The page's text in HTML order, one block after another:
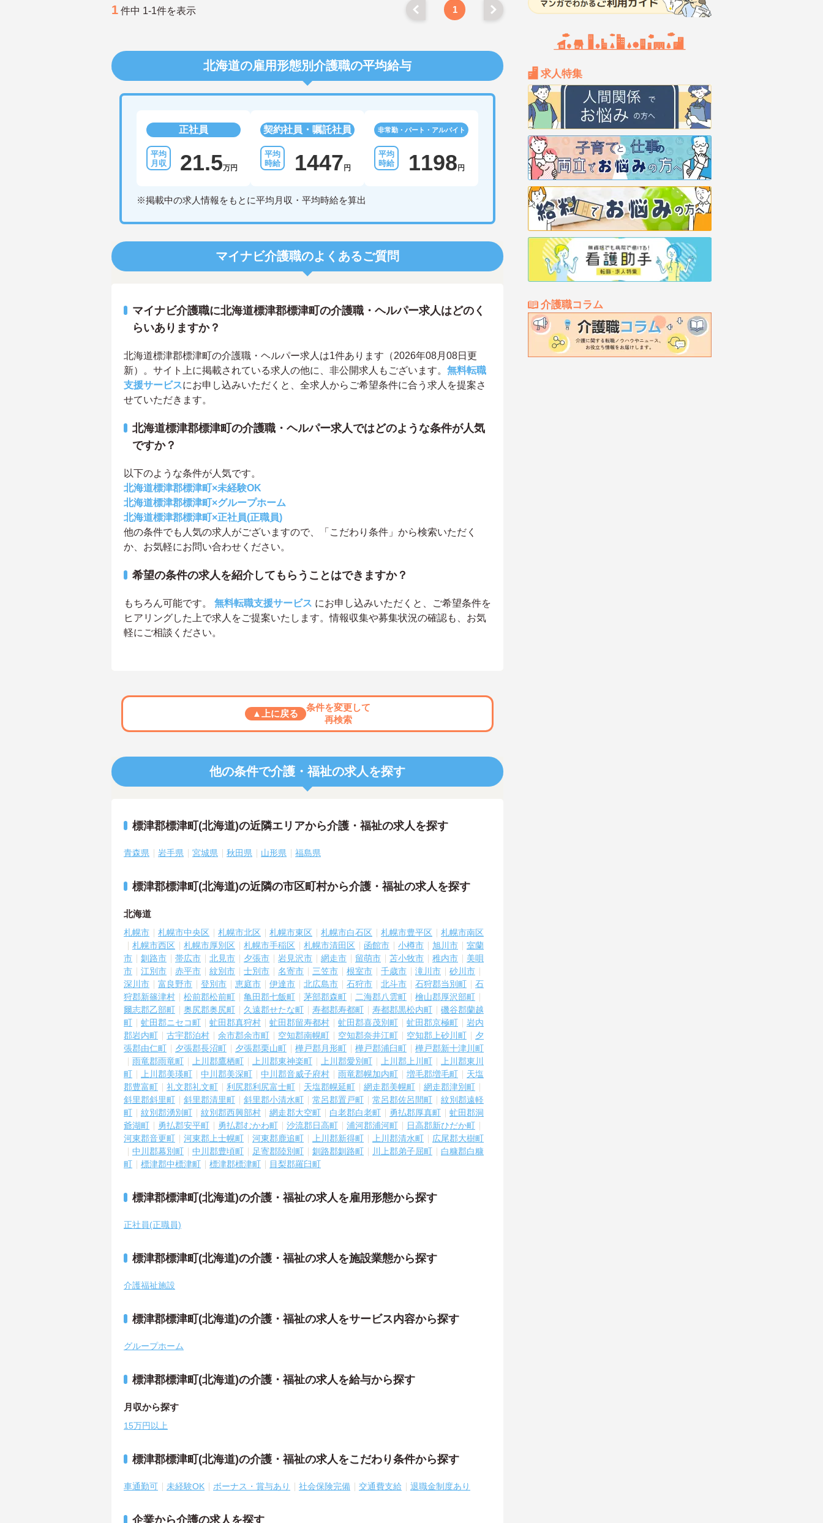
求人特集
介護職コラム
1 件中 1-1件を表示 1
北海道の雇用形態別介護職の平均給与
正社員
21.5万円
契約社員・嘱託社員
1447 円
非常勤・パート・アルバイト
1198 円
※掲載中の求人情報をもとに平均月収・平均時給を算出
マイナビ介護職のよくあるご質問
マイナビ介護職に北海道標津郡標津町の介護職・ヘルパー求人はどのく
らいありますか？
北海道標津郡標津町の介護職・ヘルパー求人は1件あります（2026年08月08日更
新）。サイト上に掲載されている求人の他に、非公開求人もございます。 無料転職
支援サービスにお申し込みいただくと、全求人からご希望条件に合う求人を提案さ
せていただきます。
北海道標津郡標津町の介護職・ヘルパー求人ではどのような条件が人気
ですか？
以下のような条件が人気です。
北海道標津郡標津町×未経験OK
北海道標津郡標津町×グループホーム
北海道標津郡標津町×正社員(正職員)
他の条件でも人気の求人がございますので、「こだわり条件」から検索いただく
か、お気軽にお問い合わせください。
希望の条件の求人を紹介してもらうことはできますか？
もちろん可能です。 無料転職支援サービス にお申し込みいただくと、ご希望条件を
ヒアリングした上で求人をご提案いたします。情報収集や募集状況の確認も、お気
軽にご相談ください。
▲上に戻る
条件を変更して
再検索
他の条件で介護・福祉の求人を探す
標津郡標津町(北海道)の近隣エリアから介護・福祉の求人を探す
青森県 岩手県 宮城県 秋田県 山形県 福島県
標津郡標津町(北海道)の近隣の市区町村から介護・福祉の求人を探す
北海道
札幌市 札幌市中央区 札幌市北区 札幌市東区 札幌市白石区 札幌市豊平区
札幌市南区
札幌市西区
札幌市厚別区 札幌市手稲区 札幌市清田区 函館市 小樽市 旭川市
室蘭
市
釧路市 帯広市 北見市 夕張市 岩見沢市 網走市 留萌市 苫小牧市 稚内市
美唄
市
江別市 赤平市 紋別市 士別市 名寄市 三笠市 根室市 千歳市 滝川市
砂川市
深川市
富良野市 登別市 恵庭市 伊達市 北広島市 石狩市 北斗市 石狩郡当別町
石
狩郡新篠津村
松前郡松前町 亀田郡七飯町 茅部郡森町 二海郡八雲町
檜山郡厚沢部町
爾志郡乙部町
奥尻郡奥尻町 久遠郡せたな町 寿都郡寿都町 寿都郡黒松内町
磯谷郡蘭越
町
虻田郡ニセコ町 虻田郡真狩村 虻田郡留寿都村 虻田郡喜茂別町 虻田郡京極町
岩内
郡岩内町
古宇郡泊村 余市郡余市町 空知郡南幌町 空知郡奈井江町 空知郡上砂川町
夕
張郡由仁町
夕張郡長沼町 夕張郡栗山町 樺戸郡月形町 樺戸郡浦臼町
樺戸郡新十津川町
雨竜郡雨竜町
上川郡鷹栖町 上川郡東神楽町 上川郡愛別町 上川郡上川町
上川郡東川
町
上川郡美瑛町 中川郡美深町 中川郡音威子府村 雨竜郡幌加内町 増毛郡増毛町
天塩
郡豊富町
礼文郡礼文町 利尻郡利尻富士町 天塩郡幌延町 網走郡美幌町
網走郡津別町
斜里郡斜里町
斜里郡清里町 斜里郡小清水町 常呂郡置戸町 常呂郡佐呂間町
紋別郡遠軽
町
紋別郡湧別町 紋別郡西興部村 網走郡大空町 白老郡白老町 勇払郡厚真町
虻田郡洞
爺湖町
勇払郡安平町 勇払郡むかわ町 沙流郡日高町 浦河郡浦河町
日高郡新ひだか町
河東郡音更町
河東郡上士幌町 河東郡鹿追町 上川郡新得町 上川郡清水町
広尾郡大樹町
中川郡幕別町
中川郡豊頃町 足寄郡陸別町 釧路郡釧路町 川上郡弟子屈町
白糠郡白糠
町
標津郡中標津町 標津郡標津町 目梨郡羅臼町
標津郡標津町(北海道)の介護・福祉の求人を雇用形態から探す
正社員(正職員)
標津郡標津町(北海道)の介護・福祉の求人を施設業態から探す
介護福祉施設
標津郡標津町(北海道)の介護・福祉の求人をサービス内容から探す
グループホーム
標津郡標津町(北海道)の介護・福祉の求人を給与から探す
月収から探す
15万円以上
標津郡標津町(北海道)の介護・福祉の求人をこだわり条件から探す
車通勤可 未経験OK ボーナス・賞与あり 社会保険完備 交通費支給 退職金制度あり
企業から介護の求人を探す